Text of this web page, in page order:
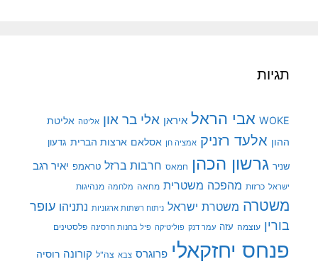
תגיות
WOKE אבי הראל איראן אלי בר און אליטה אליטת
ההון אלעד רזניק אמציה חן אסלאם ארצות הברית גדעון
שניר גרשון הכהן חמאס חרבות ברזל טראמפ יאיר רגב
ישראל כרזות מהפכה משטרית מחאה מלחמה מנהיגות
משטרה משטרת ישראל ניתוח רשתות ארגוניות נתניהו עופר
בורין עוצמה עזה עמר דנק פוליטיקה פיל בחנות חרסינה פלסטינים
פנחס יחזקאלי פרוגרס צבא צה"ל קורונה רוסיה